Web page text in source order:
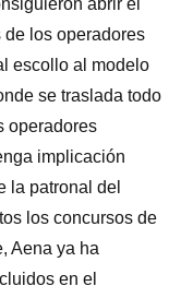
los operadores
escollo al modelo
se traslada todo
operadores
implicación
la patronal del
los concursos de
Aena ya ha
en el